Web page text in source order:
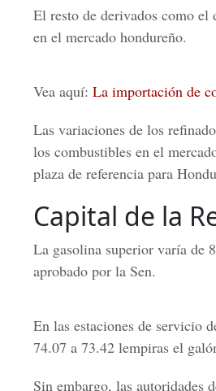
El resto de derivados como el
en el mercado hondureño.
Vea aquí: La importación de
Las variaciones de los
los combustibles en el
plaza de referencia para
Capital de la
La gasolina superior varía de
aprobado por la Sen.
En las estaciones de servicio
74.07 a 73.42 lempiras el
Sin embargo, las autoridades